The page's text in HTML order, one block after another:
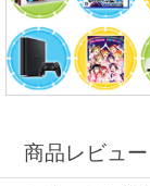
商品レビュー